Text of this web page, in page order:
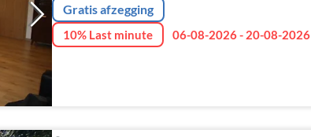
Gratis afzegging
10% Last minute 06-08-2026 - 20-08-2026